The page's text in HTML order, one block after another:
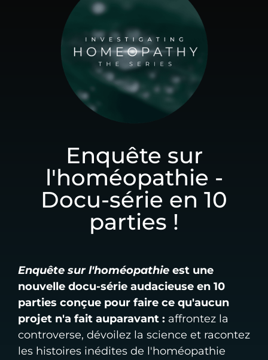
Enquête sur
l'homéopathie -
Docu-série en 10
parties !
Enquête sur l'homéopathie est une
nouvelle docu-série audacieuse en 10
parties conçue pour faire ce qu'aucun
projet n'a fait auparavant : affrontez la
controverse, dévoilez la science et racontez
les histoires inédites de l'homéopathie